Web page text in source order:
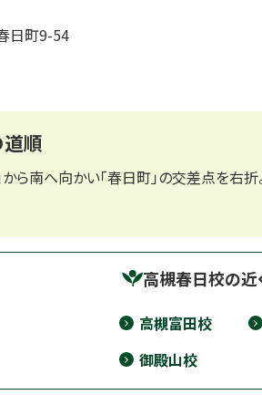
日町9-54
順
ら南へ向かい「春日町」の交差点を右折
高槻春日校の近
高槻富田校
御殿山校